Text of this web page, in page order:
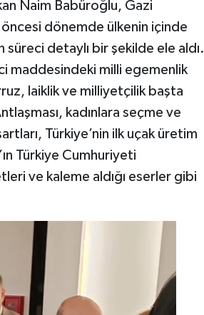
Naim Babüroğlu, Gazi
dönemde ülkenin içinde
detaylı bir şekilde ele aldı.
maddesindeki milli egemenlik
laiklik ve milliyetçilik başta
kadınlara seçme ve
Türkiye’nin ilk uçak üretim
Türkiye Cumhuriyeti
ve kaleme aldığı eserler gibi